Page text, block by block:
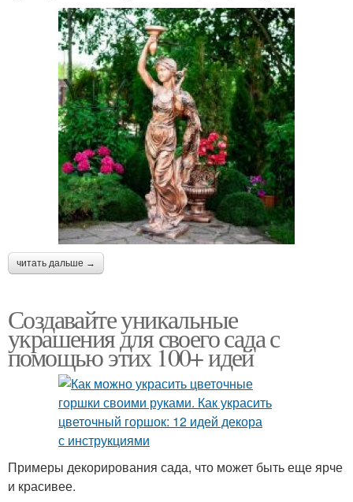
читать дальше →
Создавайте уникальные
украшения для своего сада с
помощью этих 100+ идей
Примеры декорирования сада, что может быть еще ярче
и красивее.